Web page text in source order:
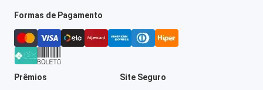
Formas de Pagamento
Prêmios Site Seguro